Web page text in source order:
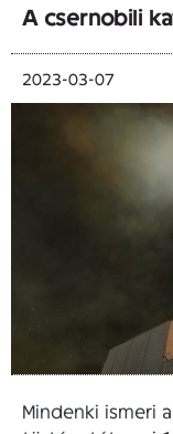
A csernobili
2023-03-07
Mindenki ismeri